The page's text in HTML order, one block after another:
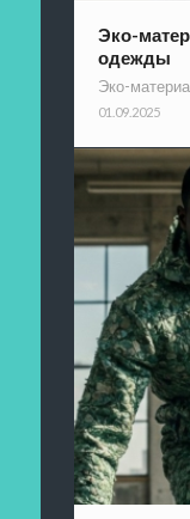
Эко-
одежды
Эко-
01.09.2025